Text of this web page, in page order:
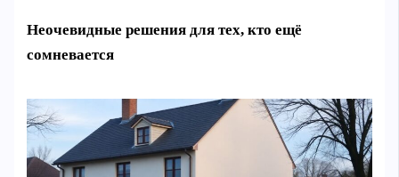
Неочевидные решения для тех, кто ещё
сомневается